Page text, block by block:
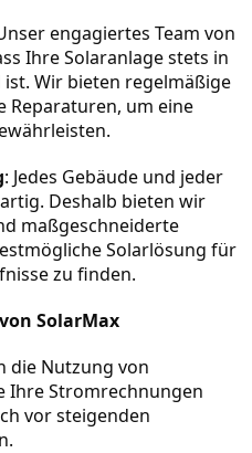
engagiertes Team von
Ihre Solaranlage stets in
Wir bieten regelmäßige
Reparaturen, um eine
: Jedes Gebäude und jeder
Deshalb bieten wir
maßgeschneiderte
Solarlösung für
zu finden.
SolarMax
die Nutzung von
Ihre Stromrechnungen
vor steigenden